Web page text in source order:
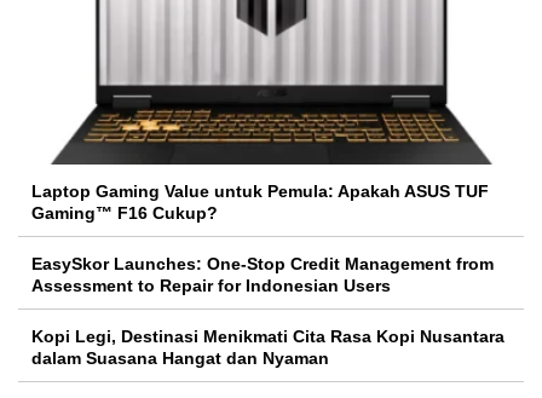
Laptop Gaming Value untuk Pemula: Apakah ASUS TUF
Gaming™ F16 Cukup?
EasySkor Launches: One-Stop Credit Management from
Assessment to Repair for Indonesian Users
Kopi Legi, Destinasi Menikmati Cita Rasa Kopi Nusantara
dalam Suasana Hangat dan Nyaman